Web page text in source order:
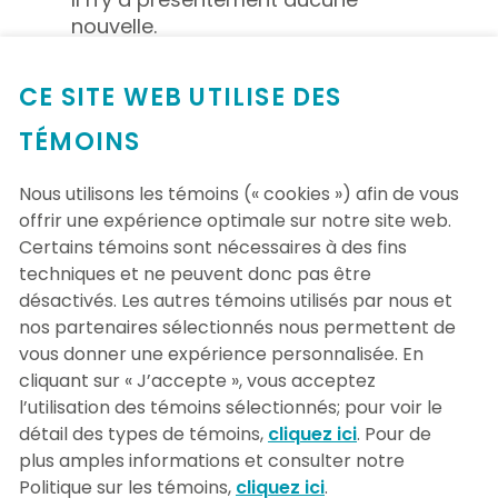
nouvelle.
CE SITE WEB UTILISE DES
TÉMOINS
Nous utilisons les témoins (« cookies ») afin de vous
offrir une expérience optimale sur notre site web.
Certains témoins sont nécessaires à des fins
techniques et ne peuvent donc pas être
désactivés. Les autres témoins utilisés par nous et
nos partenaires sélectionnés nous permettent de
vous donner une expérience personnalisée. En
cliquant sur « J’accepte », vous acceptez
l’utilisation des témoins sélectionnés; pour voir le
détail des types de témoins, cliquez ici. Pour de
plus amples informations et consulter notre
Politique sur les témoins, cliquez ici.